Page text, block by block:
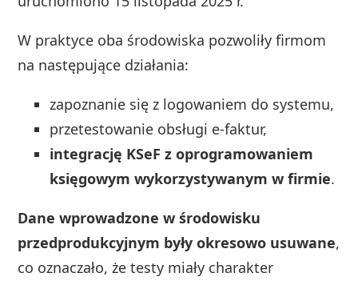
W praktyce oba środowiska pozwoliły firmom
na następujące działania:
zapoznanie się z logowaniem do systemu,
przetestowanie obsługi e-faktur,
integrację KSeF z oprogramowaniem
księgowym wykorzystywanym w firmie.
Dane wprowadzone w środowisku
przedprodukcyjnym były okresowo usuwane,
co oznaczało, że testy miały charakter